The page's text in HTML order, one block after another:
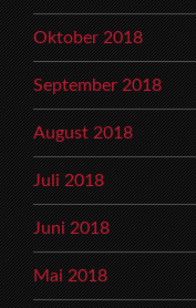
Oktober 2018
September 2018
August 2018
Juli 2018
Juni 2018
Mai 2018